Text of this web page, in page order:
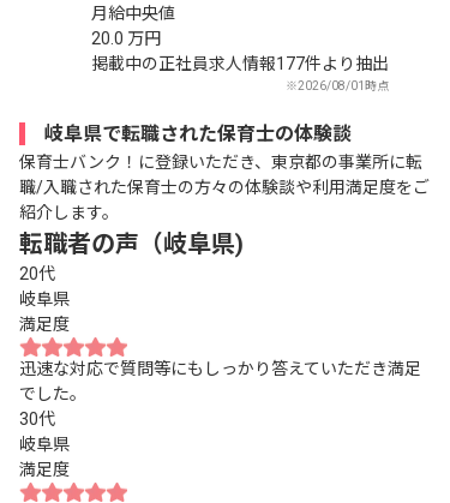
月給中央値
20.0 万円
掲載中の正社員求人情報177件より抽出
※2026/08/01時点
岐阜県で転職された保育士の体験談
保育士バンク！に登録いただき、東京都の事業所に転
職/入職された保育士の方々の体験談や利用満足度をご
紹介します。
転職者の声（岐阜県)
20代
岐阜県
満足度
迅速な対応で質問等にもしっかり答えていただき満足
でした。
30代
岐阜県
満足度